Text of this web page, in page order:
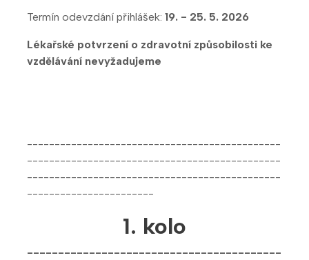
Termín odevzdání přihlášek: 19. - 25. 5. 2026
Lékařské potvrzení o zdravotní způsobilosti ke
vzdělávání nevyžadujeme
----------------------------------------------
----------------------------------------------
----------------------------------------------
-----------------------
1. kolo
-----------------------------------------